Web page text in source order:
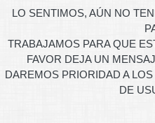
LO SENTIMOS, AÚN NO
TRABAJAMOS PARA QUE
FAVOR DEJA UN
DAREMOS PRIORIDAD A
DE